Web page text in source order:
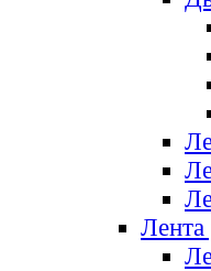
Лента